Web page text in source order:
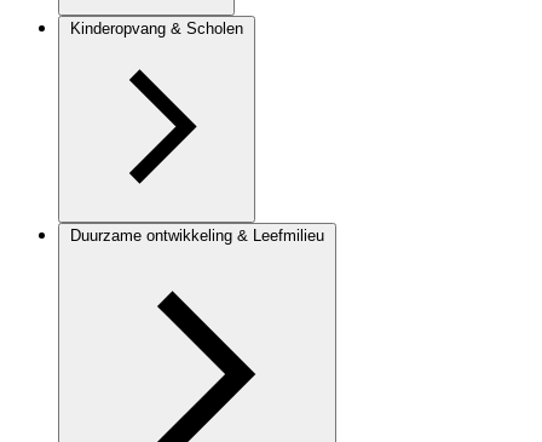
Kinderopvang & Scholen
Duurzame ontwikkeling & Leefmilieu